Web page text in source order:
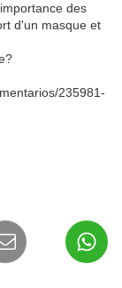
des
d'un masque et
235981-